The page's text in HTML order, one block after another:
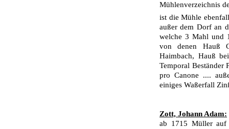
Mühlenverzeichnis
ist die Mühle
außer dem Dorf an
welche 3 Mahl und
von denen Hauß
Haimbach, Hauß
Tempo­ral
pro Canone ....
einiges Waßerfall
Zott, Johann Adam:
ab 1715 Müller auf